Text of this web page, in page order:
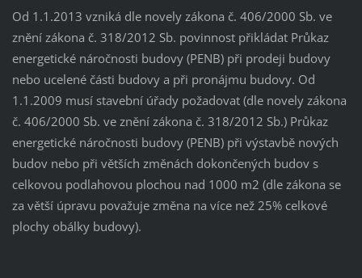
Od 1.1.2013 vzniká dle novely zákona č. 406/2000 Sb. ve
znění zákona č. 318/2012 Sb. povinnost přikládat Průkaz
energetické náročnosti budovy (PENB) při prodeji budovy
nebo ucelené části budovy a při pronájmu budovy. Od
1.1.2009 musí stavební úřady požadovat (dle novely zákona
č. 406/2000 Sb. ve znění zákona č. 318/2012 Sb.) Průkaz
energetické náročnosti budovy (PENB) při výstavbě nových
budov nebo při větších změnách dokončených budov s
celkovou podlahovou plochou nad 1000 m2 (dle zákona se
za větší úpravu považuje změna na více než 25% celkové
plochy obálky budovy).